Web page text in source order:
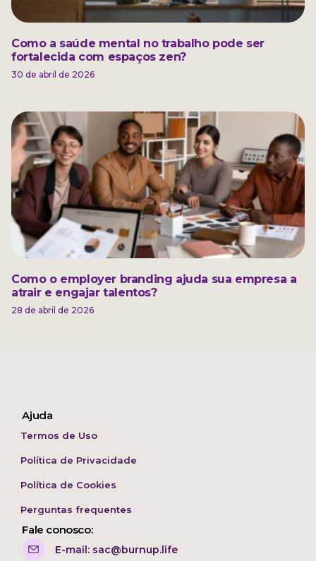
Como a saúde mental no trabalho pode ser
fortalecida com espaços zen?
30 de abril de 2026
Como o employer branding ajuda sua empresa a
atrair e engajar talentos?
28 de abril de 2026
Ajuda
Termos de Uso
Política de Privacidade
Política de Cookies
Perguntas frequentes
Fale conosco:
E-mail: sac@burnup.life